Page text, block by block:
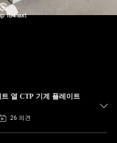
트 열 CTP 기계 플레이트
26 의견